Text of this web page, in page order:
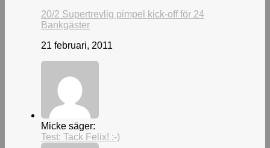
20/2 Supertrevlig pimpel kick-off för 24
Bankgäster
21 februari, 2011
Micke säger:
Test: Tack Felix! :-)